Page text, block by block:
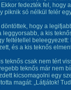
fedezték fel, hogy
piknik só nélkül felér
hogy a
leggyorsabb, a kis
feltétellel
és a kis teknős
teknős csak nem tért
teknős már nem
kicsomagolni egy
magát: „Látjátok!